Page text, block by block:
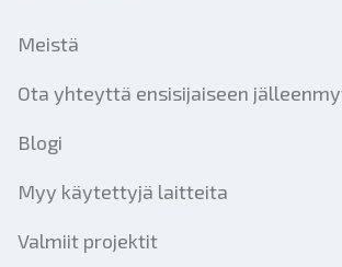
Meistä
Ota yhteyttä ensisijaiseen
Blogi
Myy käytettyjä laitteita
Valmiit projektit